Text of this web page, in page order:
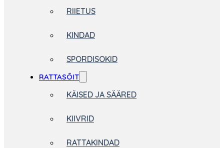
RIIETUS
KINDAD
SPORDISOKID
RATTASÕIT
KÄISED JA SÄÄRED
KIIVRID
RATTAKINDAD